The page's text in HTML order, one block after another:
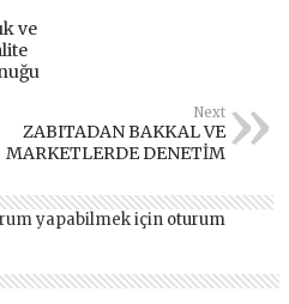
ve
Next
ZABITADAN BAKKAL VE
MARKETLERDE DENETİM
yapabilmek için oturum